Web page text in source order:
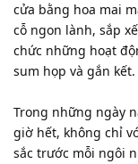
cửa bằng hoa mai
cỗ ngon lành, sắp
chức những hoạt
sum họp và gắn kết.
Trong những ngày
giờ hết, không chỉ
sắc trước mỗi ngôi